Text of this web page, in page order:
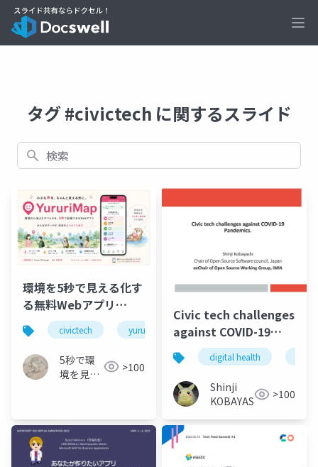
タグ #civictech に関するスライド
検索
環境を5秒で見える化す
る無料Webアプリ
「YururiMap」
civictech yururimap webアプリ
5秒で環
境を見え
( 無料ア
プリ )｜
Yururi
Concept
>100
Civic tech challenges
against COVID-19
Pandemicsdigital health
Shinji
KOBAYASHI
>100